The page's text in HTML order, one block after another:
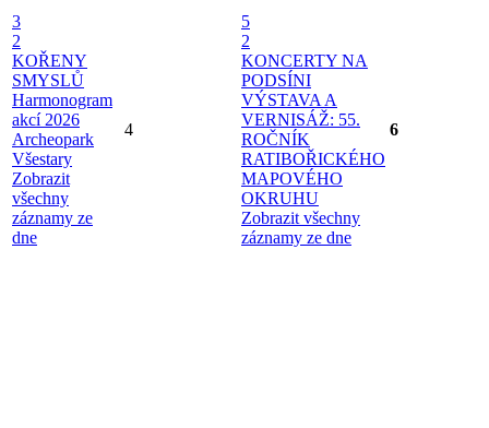
3
2
KOŘENY
SMYSLŮ
Harmonogram
akcí 2026
Archeopark
Všestary
Zobrazit
všechny
záznamy ze
dne
4
5
2
KONCERTY NA
PODSÍNI
VÝSTAVA A
VERNISÁŽ: 55.
ROČNÍK
RATIBOŘICKÉHO
MAPOVÉHO
OKRUHU
Zobrazit všechny
záznamy ze dne
6